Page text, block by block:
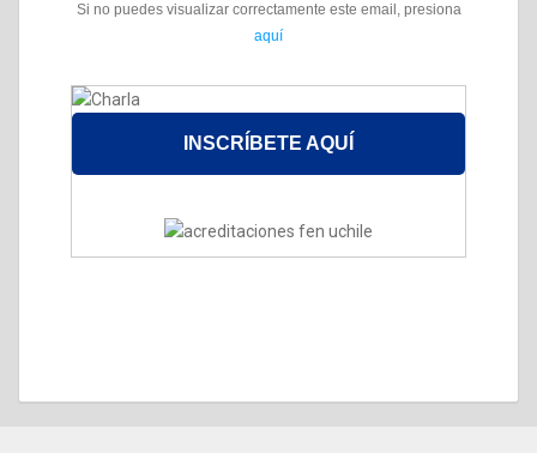
Si no puedes visualizar correctamente este email, presiona
aquí
INSCRÍBETE AQUÍ